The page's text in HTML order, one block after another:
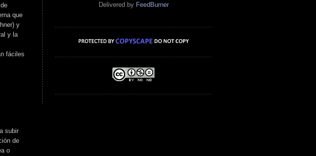
que
y
y la
fáciles
subir
de
o
Delivered by FeedBurner